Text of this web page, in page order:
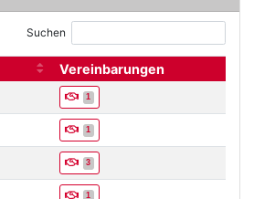
Suchen
Vereinbarungen
1
1
3
1